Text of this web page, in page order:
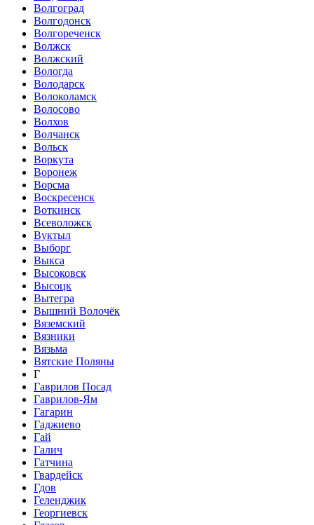
Волгоград
Волгодонск
Волгореченск
Волжск
Волжский
Вологда
Володарск
Волоколамск
Волосово
Волхов
Волчанск
Вольск
Воркута
Воронеж
Ворсма
Воскресенск
Воткинск
Всеволожск
Вуктыл
Выборг
Выкса
Высоковск
Высоцк
Вытегра
Вышний Волочёк
Вяземский
Вязники
Вязьма
Вятские Поляны
Г
Гаврилов Посад
Гаврилов-Ям
Гагарин
Гаджиево
Гай
Галич
Гатчина
Гвардейск
Гдов
Геленджик
Георгиевск